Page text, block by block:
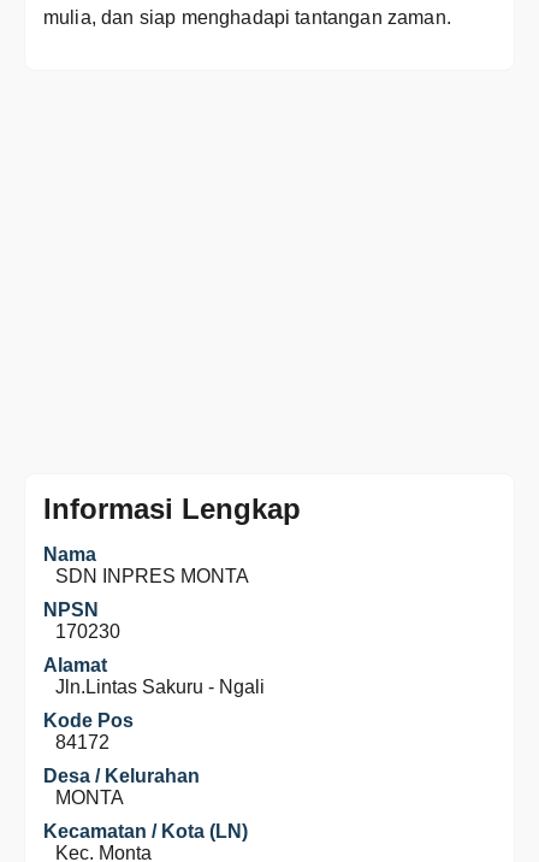
mulia, dan siap menghadapi tantangan zaman.
Informasi Lengkap
Nama
SDN INPRES MONTA
NPSN
170230
Alamat
Jln.Lintas Sakuru - Ngali
Kode Pos
84172
Desa / Kelurahan
MONTA
Kecamatan / Kota (LN)
Kec. Monta